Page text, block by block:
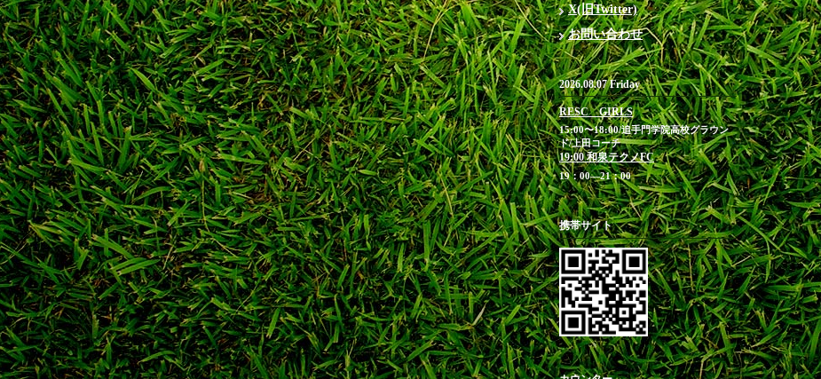
X(旧Twitter)
お問い合わせ
2026.08.07 Friday
RESC GIRLS
15:00〜18:00/追手門学院高校グラウン
ド/上田コーチ
19:00 和泉テクノFC
19：00―21：00
携帯サイト